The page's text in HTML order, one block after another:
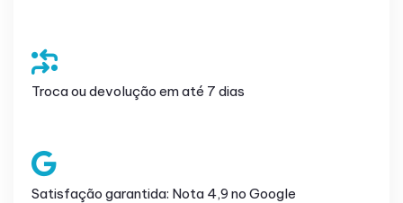
Troca ou devolução em até 7 dias
Satisfação garantida: Nota 4,9 no Google